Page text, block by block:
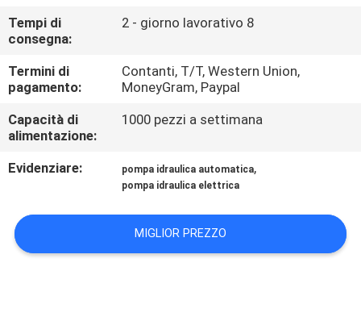
CONTROLLO
QUALITÀ
CONTATTACI
UNA
CITAZIONE
Tempi di
consegna:
2 - giorno lavorativo 8
Termini di
pagamento:
Contanti, T/T, Western Union,
MoneyGram, Paypal
Capacità di
alimentazione:
1000 pezzi a settimana
Evidenziare: pompa idraulica automatica,
pompa idraulica elettrica
MIGLIOR PREZZO